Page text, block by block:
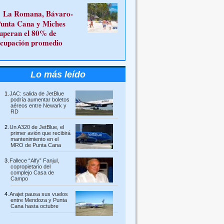
La Romana, Bávaro-
Cana y Miches
el 80% de
promedio
Lo más leído
JAC: salida de JetBlue
podría aumentar boletos
aéreos entre Newark y
RD
Un A320 de JetBlue, el
primer avión que recibirá
mantenimiento en el
MRO de Punta Cana
Fallece “Alfy” Fanjul,
copropietario del
complejo Casa de
Campo
Arajet pausa sus vuelos
entre Mendoza y Punta
Cana hasta octubre